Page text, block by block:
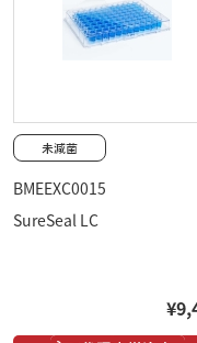
BMEEXC0015
SureSeal LC